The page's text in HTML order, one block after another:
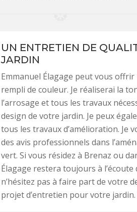
UN ENTRETIEN DE
JARDIN
Emmanuel Élagage peut vous
rempli de couleur. Je réaliserai la
l’arrosage et tous les travaux
design de votre jardin. Je peux
tous les travaux d’amélioration. Je
des avis professionnels dans
vert. Si vous résidez à Brenaz ou
Élagage restera toujours à l’écoute
n’hésitez pas à faire part de votre
projet d’entretien pour votre jardin.